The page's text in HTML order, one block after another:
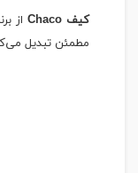
کیف Chaco
از
مطمئن تبدیل